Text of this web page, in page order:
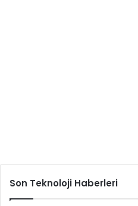
Son Teknoloji Haberleri